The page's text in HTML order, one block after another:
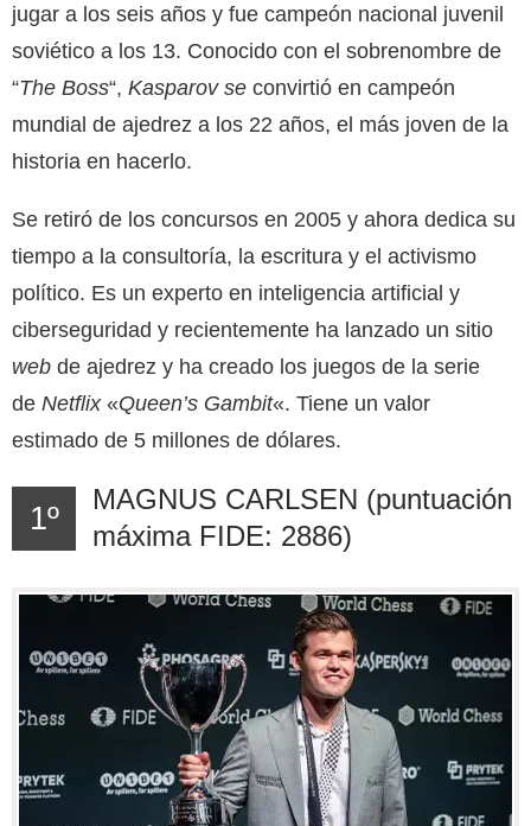
jugar a los seis años y fue campeón nacional juvenil
soviético a los 13. Conocido con el sobrenombre de
“The Boss“, Kasparov se convirtió en campeón
mundial de ajedrez a los 22 años, el más joven de la
historia en hacerlo.
Se retiró de los concursos en 2005 y ahora dedica su
tiempo a la consultoría, la escritura y el activismo
político. Es un experto en inteligencia artificial y
ciberseguridad y recientemente ha lanzado un sitio
web de ajedrez y ha creado los juegos de la serie
de Netflix«Queen’s Gambit«. Tiene un valor
estimado de 5 millones de dólares.
1º
MAGNUS CARLSEN (puntuación
máxima FIDE: 2886)